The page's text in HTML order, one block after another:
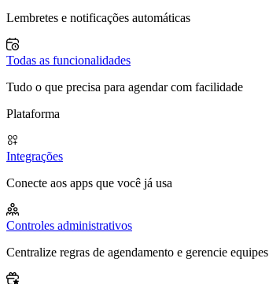
Lembretes e notificações automáticas
Todas as funcionalidades
Tudo o que precisa para agendar com facilidade
Plataforma
Integrações
Conecte aos apps que você já usa
Controles administrativos
Centralize regras de agendamento e gerencie equipes